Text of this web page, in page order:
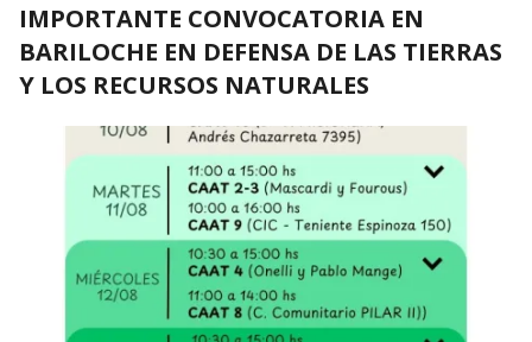
IMPORTANTE CONVOCATORIA EN
BARILOCHE EN DEFENSA DE LAS TIERRAS
Y LOS RECURSOS NATURALES